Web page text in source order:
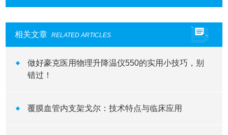
相关文章 RELATED ARTICLES
做好豪克医用物理升降温仪550的实用小技巧，别
错过！
覆膜血管内支架戈尔：技术特点与临床应用